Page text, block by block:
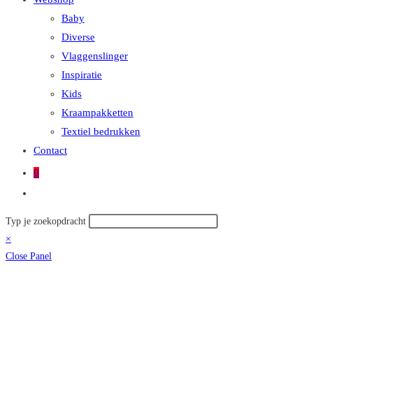
Baby
Diverse
Vlaggenslinger
Inspiratie
Kids
Kraampakketten
Textiel bedrukken
Contact
0
zoeken
Zoek
op
deze
Typ je zoekopdracht
×
Close Panel